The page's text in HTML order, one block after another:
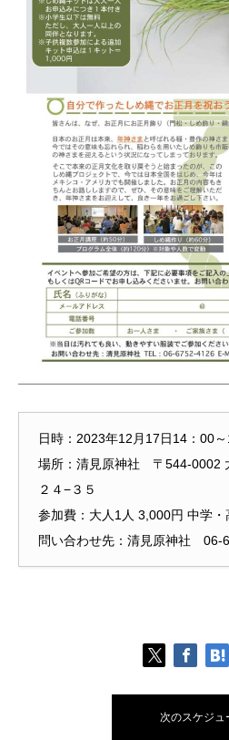
日時：2023年12月17日14：00
場所：清見原神社 〒544-0002
２４−３５
参加費：大人1人 3,000円 中学・
問い合わせ先：清見原神社 06-
次のスケジュ